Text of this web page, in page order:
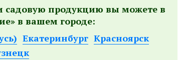
садовую продукцию вы можете в
в вашем городе:
Екатеринбург Красноярск